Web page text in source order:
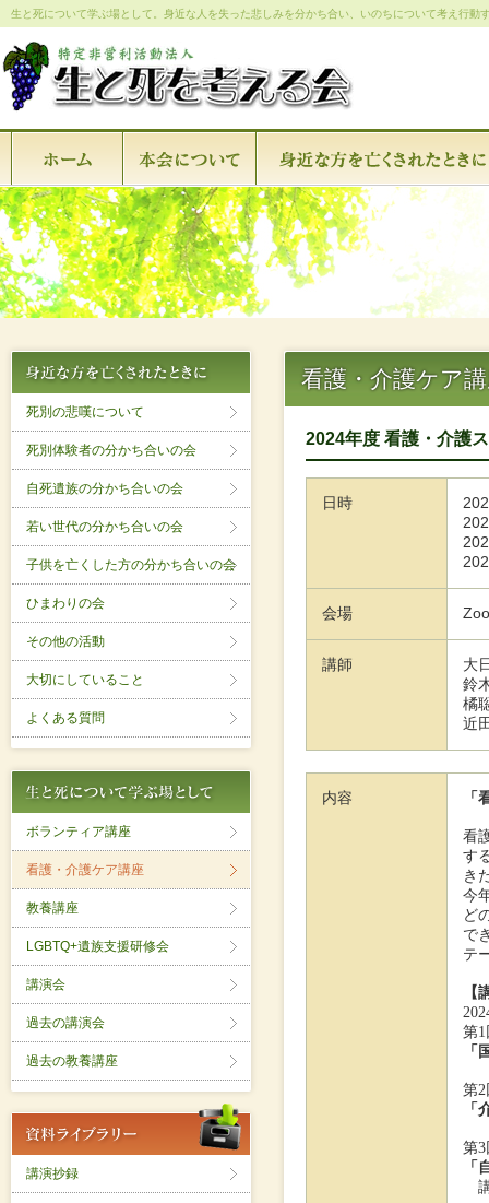
生と死について学ぶ場として。身近な人を失った悲しみを分かち合い、いのちについて考え行動
看護・介護ケア
2024年度 看護・介護
日時
会場
講師
大
鈴
橘
近
内容 「
看
す
き
今
ど
で
テ
【
第1
「
第2
「
第3
「
死別の悲嘆について
死別体験者の分かち合いの会
自死遺族の分かち合いの会
若い世代の分かち合いの会
子供を亡くした方の分かち合いの会
ひまわりの会
その他の活動
大切にしていること
よくある質問
ボランティア講座
看護・介護ケア講座
教養講座
LGBTQ+遺族支援研修会
講演会
過去の講演会
過去の教養講座
講演抄録